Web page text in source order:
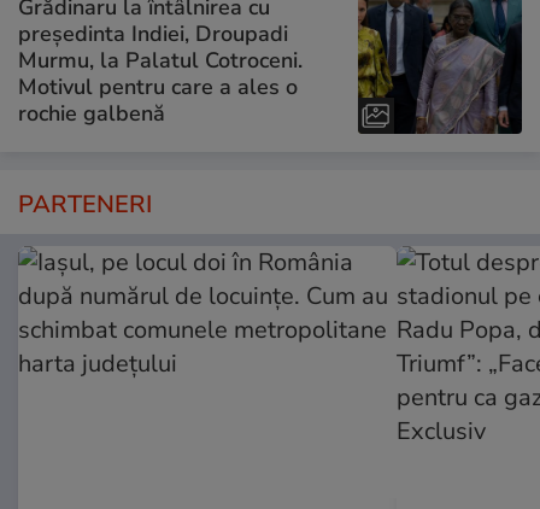
Grădinaru la întâlnirea cu
președinta Indiei, Droupadi
Murmu, la Palatul Cotroceni.
Motivul pentru care a ales o
rochie galbenă
PARTENERI